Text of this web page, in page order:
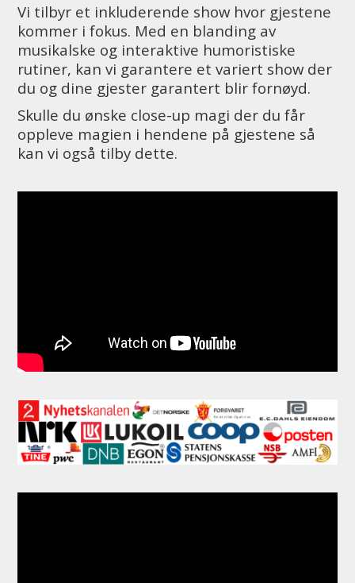
Vi tilbyr et inkluderende show hvor gjestene
kommer i fokus. Med en blanding av
musikalske og interaktive humoristiske
rutiner, kan vi garantere et variert show der
du og dine gjester garantert blir fornøyd.
Skulle du ønske close-up magi der du får
oppleve magien i hendene på gjestene så
kan vi også tilby dette.